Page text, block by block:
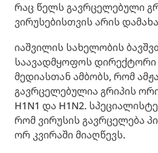
რაც წელს გავრცელებული
ვირუსებისთვის არის
იაშვილის სახელობის
საავადმყოფოს დირექტორი
მედიასთან ამბობს, რომ
გავრცელებულია გრიპის
H1N1 და H1N2.
რომ ვირუსის გავრცელება
ორ კვირაში მიაღწევს.